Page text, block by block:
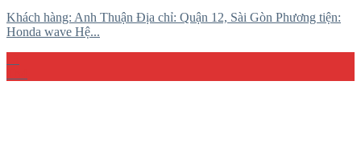
Khách hàng: Anh Thuận Địa chỉ: Quận 12, Sài Gòn Phương tiện:
Honda wave Hệ...